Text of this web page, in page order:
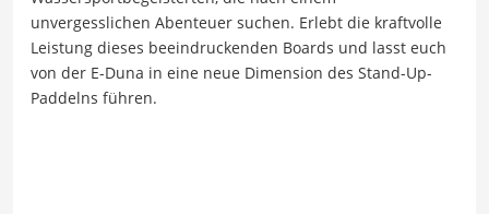
unvergesslichen Abenteuer suchen. Erlebt die kraftvolle
Leistung dieses beeindruckenden Boards und lasst euch
von der E-Duna in eine neue Dimension des Stand-Up-
Paddelns führen.